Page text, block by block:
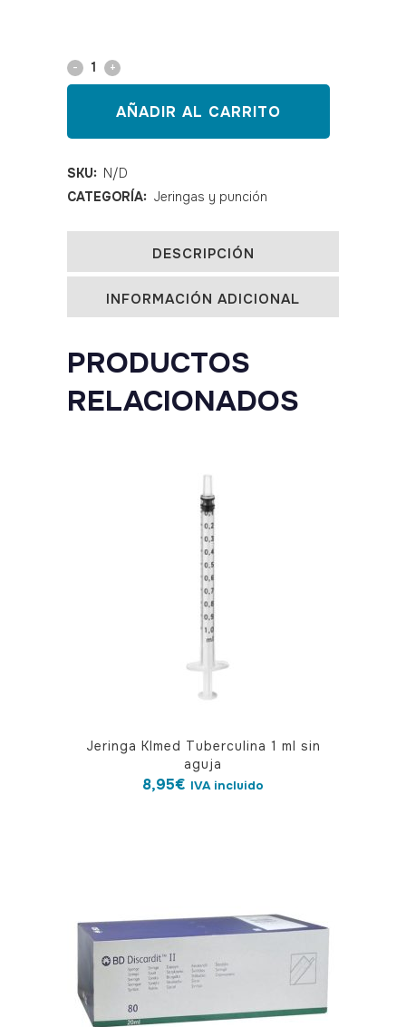
Jeringa
cuerpos
Klmed
quantity
AÑADIR AL CARRITO
SKU: N/D
CATEGORÍA: Jeringas y punción
DESCRIPCIÓN
INFORMACIÓN ADICIONAL
PRODUCTOS
RELACIONADOS
Jeringa Klmed Tuberculina 1 ml sin
aguja
8,95€ IVA incluido